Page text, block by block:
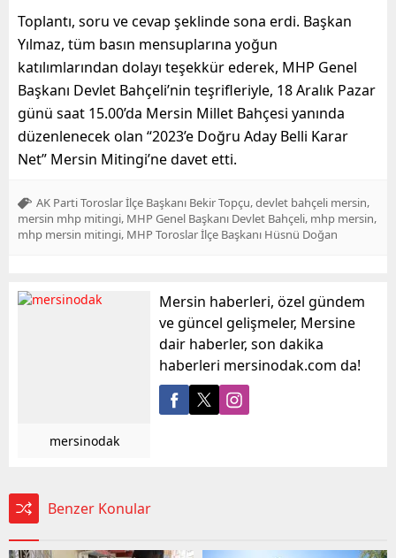
Toplantı, soru ve cevap şeklinde sona erdi. Başkan
Yılmaz, tüm basın mensuplarına yoğun
katılımlarından dolayı teşekkür ederek, MHP Genel
Başkanı Devlet Bahçeli’nin teşrifleriyle, 18 Aralık Pazar
günü saat 15.00’da Mersin Millet Bahçesi yanında
düzenlenecek olan “2023’e Doğru Aday Belli Karar
Net” Mersin Mitingi’ne davet etti.
AK Parti Toroslar İlçe Başkanı Bekir Topçu devlet bahçeli mersin
mersin mhp mitingi MHP Genel Başkanı Devlet Bahçeli mhp mersin
mhp mersin mitingi MHP Toroslar İlçe Başkanı Hüsnü Doğan
mersinodak
Mersin haberleri, özel gündem
ve güncel gelişmeler, Mersine
dair haberler, son dakika
haberleri mersinodak.com da!
Benzer Konular